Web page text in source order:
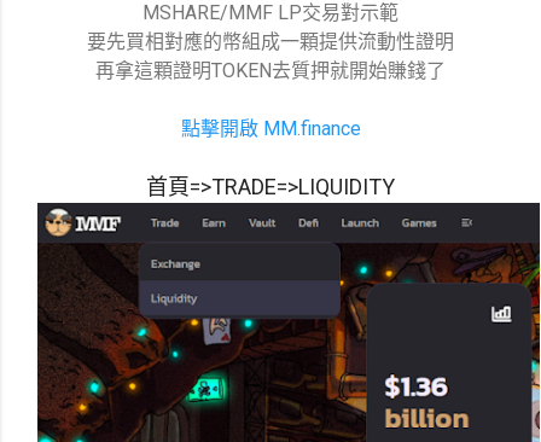
MSHARE/MMF LP交易對示範
要先買相對應的幣組成一顆提供流動性證明
再拿這顆證明TOKEN去質押就開始賺錢了
點擊開啟 MM.finance
首頁=>TRADE=>LIQUIDITY